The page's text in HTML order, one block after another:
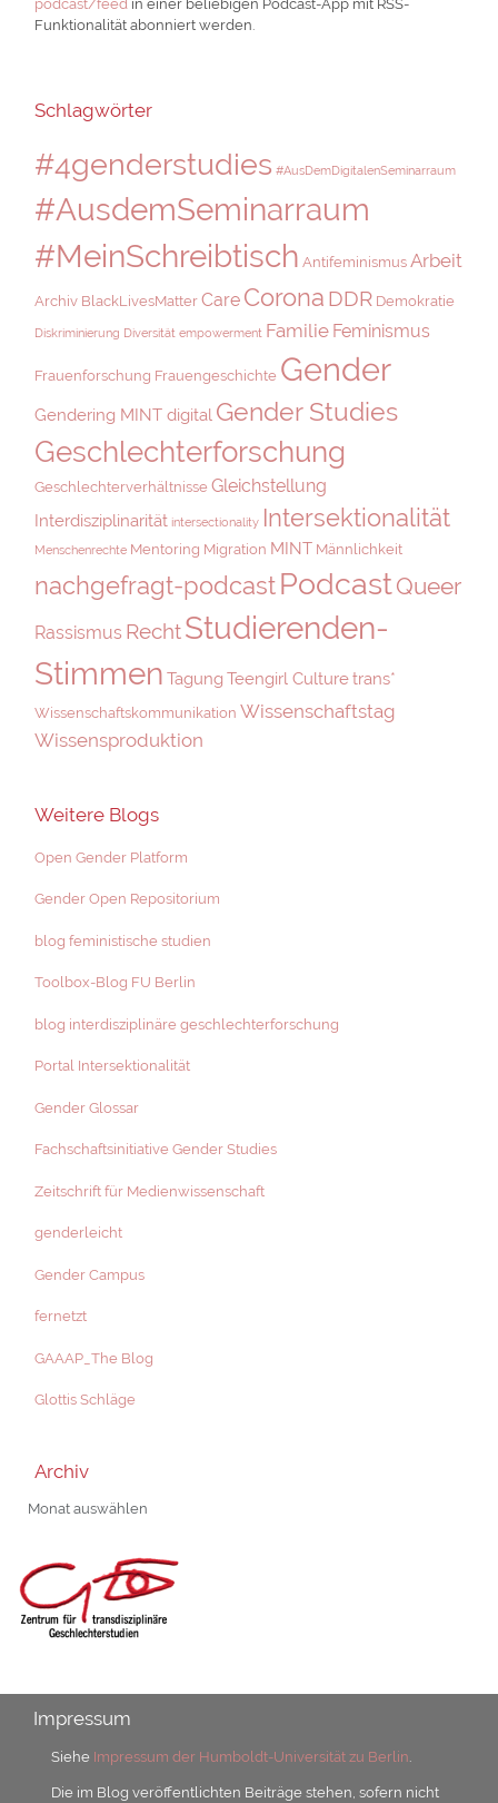
podcast/feed in einer beliebigen Podcast-App mit RSS-
Funktionalität abonniert werden.
Schlagwörter
#4genderstudies #AusDemDigitalenSeminarraum
#AusdemSeminarraum
#MeinSchreibtisch Antifeminismus Arbeit
Archiv BlackLivesMatter Care Corona DDR Demokratie
Diskriminierung Diversität empowerment Familie Feminismus
Frauenforschung Frauengeschichte Gender
Gendering MINT digital Gender Studies
Geschlechterforschung
Geschlechterverhältnisse Gleichstellung
Interdisziplinarität intersectionality Intersektionalität
Menschenrechte Mentoring Migration MINT Männlichkeit
nachgefragt-podcastPodcastQueer
Rassismus RechtStudierenden-
Stimmen Tagung Teengirl Culturetrans*
Wissenschaftskommunikation Wissenschaftstag
Wissensproduktion
Weitere Blogs
Open Gender Platform
Gender Open Repositorium
blog feministische studien
Toolbox-Blog FU Berlin
blog interdisziplinäre geschlechterforschung
Portal Intersektionalität
Gender Glossar
Fachschaftsinitiative Gender Studies
Zeitschrift für Medienwissenschaft
genderleicht
Gender Campus
fernetzt
GAAAP_The Blog
Glottis Schläge
Archiv
Archiv
Impressum
Siehe Impressum der Humboldt-Universität zu Berlin
Die im Blog veröffentlichten Beiträge stehen, sofern nicht